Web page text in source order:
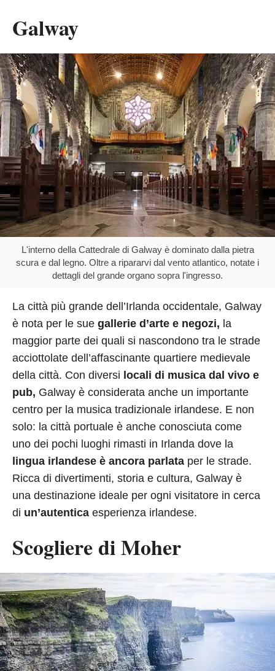
Galway
L'interno della Cattedrale di Galway è dominato dalla pietra
scura e dal legno. Oltre a ripararvi dal vento atlantico, notate i
dettagli del grande organo sopra l'ingresso.
La città più grande dell’Irlanda occidentale, Galway
è nota per le sue gallerie d’arte e negozi, la
maggior parte dei quali si nascondono tra le strade
acciottolate dell’affascinante quartiere medievale
della città. Con diversi locali di musica dal vivo e
pub, Galway è considerata anche un importante
centro per la musica tradizionale irlandese. E non
solo: la città portuale è anche conosciuta come
uno dei pochi luoghi rimasti in Irlanda dove la
lingua irlandese è ancora parlata per le strade.
Ricca di divertimenti, storia e cultura, Galway è
una destinazione ideale per ogni visitatore in cerca
di un’autentica esperienza irlandese.
Scogliere di Moher